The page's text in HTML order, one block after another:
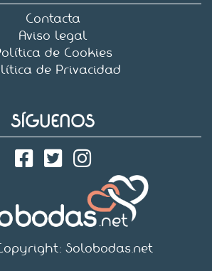
Contacta
Aviso legal
de Cookies
de Privacidad
SÍGUENOS
Solobodas.net